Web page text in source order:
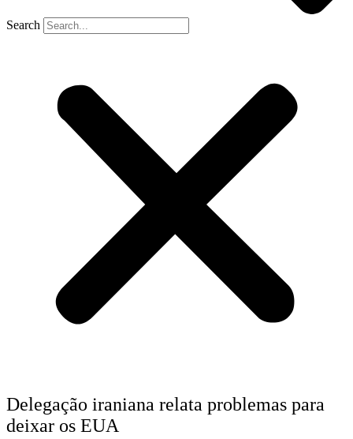
Search
Delegação iraniana relata problemas para
deixar os EUA